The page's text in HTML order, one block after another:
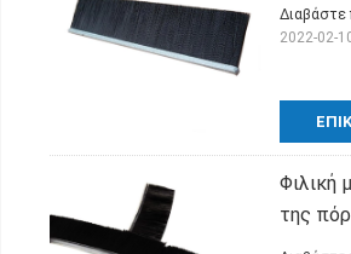
Διαβάστε
2022-02-
Φιλική
της